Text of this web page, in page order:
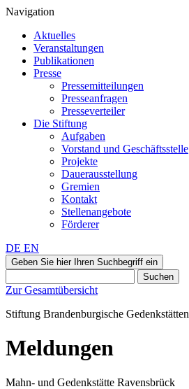
Navigation
Aktuelles
Veranstaltungen
Publikationen
Presse
Pressemitteilungen
Presseanfragen
Presseverteiler
Die Stiftung
Aufgaben
Vorstand und Geschäftsstelle
Projekte
Dauerausstellung
Gremien
Kontakt
Stellenangebote
Förderer
DE EN
Geben Sie hier Ihren Suchbegriff ein
Suchen
Zur Gesamtübersicht
Stiftung Brandenburgische Gedenkstätten
Meldungen
Mahn- und Gedenkstätte Ravensbrück